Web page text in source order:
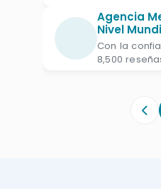
Niloentre las
y Asuán, donde
tumbas mágicas
son privados y
acompañado por
Agencia
Nivel
Con la
8,500